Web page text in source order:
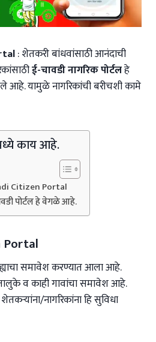
: शेतकरी बांधवांसाठी आनंदाची
ई-चावडी नागरिक पोर्टलहे
यामुळे नागरिकांची बरीचशी कामे
काय आहे.
Citizen Portal
पोर्टल हे वेगळे आहे.
Portal
समावेश करण्यात आला आहे.
व काही गावांचा समावेश आहे.
नागरिकांना हि सुविधा